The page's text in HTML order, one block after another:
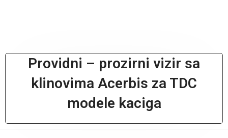
Providni – prozirni vizir sa
klinovima Acerbis za TDC
modele kaciga